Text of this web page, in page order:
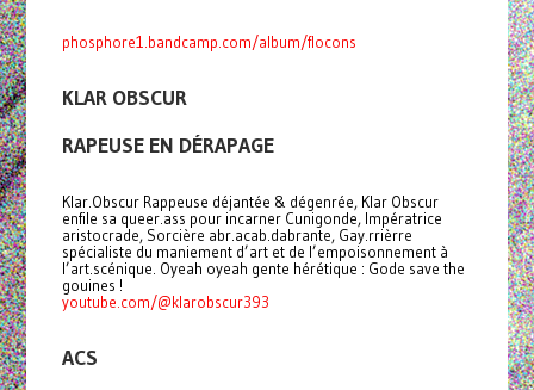
phosphore1.bandcamp.com/album/flocons
KLAR OBSCUR
RAPEUSE EN DÉRAPAGE
Klar.Obscur Rappeuse déjantée & dégenrée, Klar Obscur
enfile sa queer.ass pour incarner Cunigonde, Impératrice
aristocrade, Sorcière abr.acab.dabrante, Gay.rrièrre
spécialiste du maniement d’art et de l’empoisonnement à
l’art.scénique. Oyeah oyeah gente hérétique : Gode save the
gouines !
youtube.com/@klarobscur393
ACS